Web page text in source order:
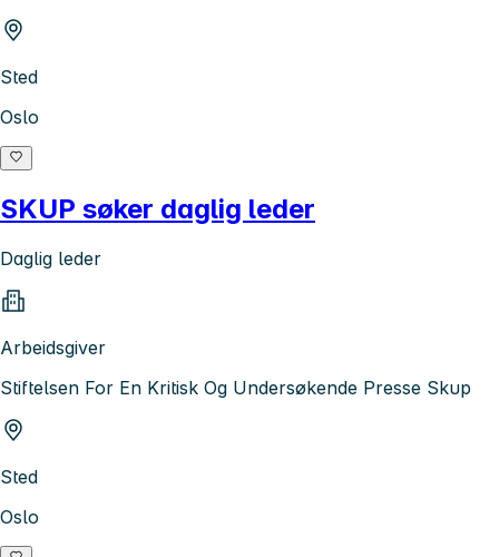
Sted
Oslo
SKUP søker daglig leder
Daglig leder
Arbeidsgiver
Stiftelsen For En Kritisk Og Undersøkende Presse Skup
Sted
Oslo